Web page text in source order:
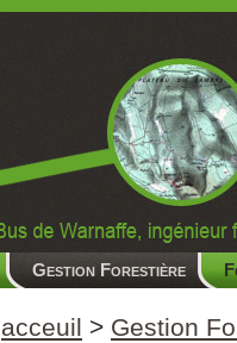
Gestion Forestière
acceuil > Gestion